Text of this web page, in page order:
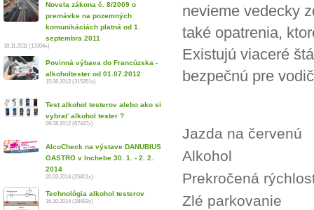
nevieme vedecky
také opatrenia,
Existujú viaceré
bezpečnú pre
Jazda na červenú
Alkohol
Prekročená
Zlé parkovanie
Novela zákona č. 8/2009 o
premávke na pozemných
komunikáciách platná od 1.
septembra 2011
18.11.2011 (13304x)
Povinná výbava do Francúzska -
alkoholtester od 01.07.2012
15.06.2012 (315351x)
Test alkohol testerov alebo ako si
vybrať alkohol tester ?
09.08.2012 (67447x)
AlcoCheck na výstave DANUBIUS
GASTRO v Inchebe 30. 1. - 2. 2.
2014
20.03.2014 (25401x)
Technológia alkohol testerov
16.10.2014 (28492x)